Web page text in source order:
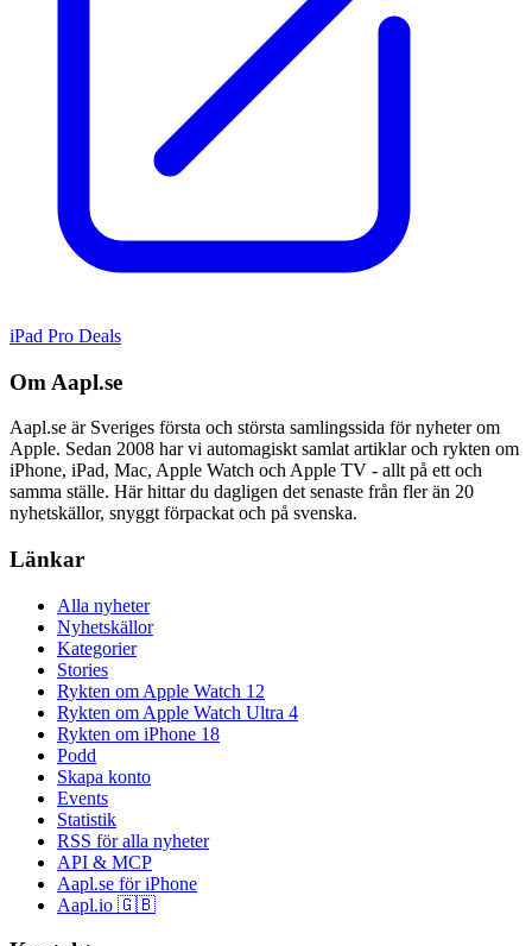
iPad Pro Deals
Om Aapl.se
Aapl.se är Sveriges första och största samlingssida för nyheter om
Apple. Sedan 2008 har vi automagiskt samlat artiklar och rykten om
iPhone, iPad, Mac, Apple Watch och Apple TV - allt på ett och
samma ställe. Här hittar du dagligen det senaste från fler än 20
nyhetskällor, snyggt förpackat och på svenska.
Länkar
Alla nyheter
Nyhetskällor
Kategorier
Stories
Rykten om Apple Watch 12
Rykten om Apple Watch Ultra 4
Rykten om iPhone 18
Podd
Skapa konto
Events
Statistik
RSS för alla nyheter
API & MCP
Aapl.se för iPhone
Aapl.io 🇬🇧